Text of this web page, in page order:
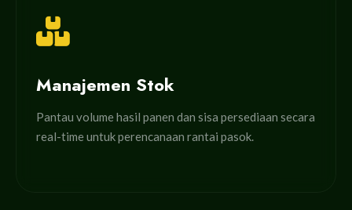
Manajemen Stok
Pantau volume hasil panen dan sisa persediaan secara
real-time untuk perencanaan rantai pasok.